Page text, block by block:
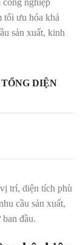
nghiệp
tối ưu hóa khả
sản xuất, kinh
DIỆN
trí, diện tích phù
cầu sản xuất,
đầu.